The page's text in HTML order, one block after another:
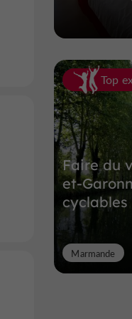
Top
Faire du
et-
cyclables
Marmande